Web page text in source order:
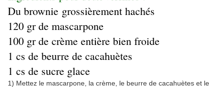
Du brownie grossièrement hachés
120 gr de mascarpone
100 gr de crème entière bien froide
1 cs de beurre de cacahuètes
1 cs de sucre glace
1) Mettez le mascarpone, la crème, le beurre de cacahuètes et le